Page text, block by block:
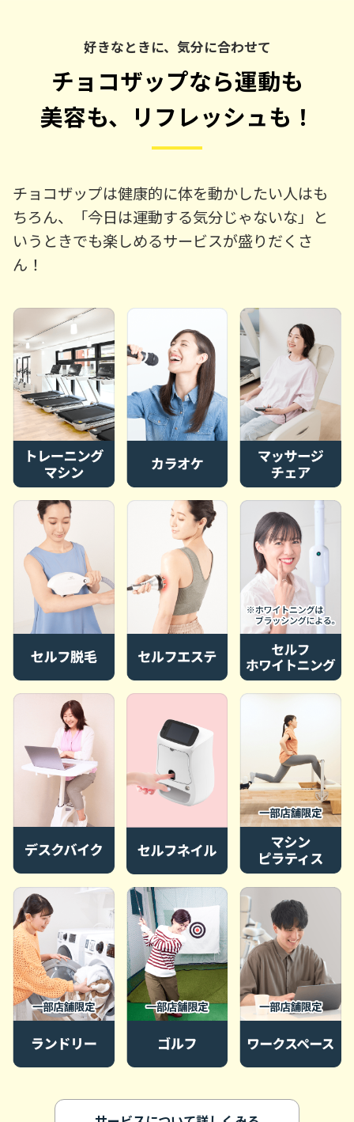
好きなときに、気分に合わせて
チョコザップなら運動も
美容も、リフレッシュも！
チョコザップは健康的に体を動かしたい人はも
ちろん、「今日は運動する気分じゃないな」と
いうときでも楽しめるサービスが盛りだくさ
ん！